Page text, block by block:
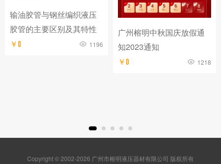
输油胶管与钢丝编织液压
胶管的主要区别及其特性
￥0 1196
广州榕明中秋国庆放假通
知2023通知
￥0 1218
Copyright © 2002-2026 广州市榕明液压器材有限公司 版权所有